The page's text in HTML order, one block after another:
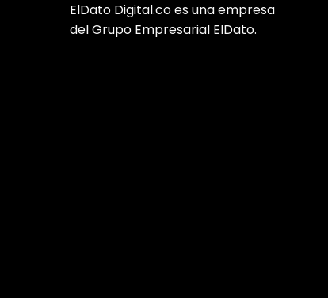
ElDato Digital.co es una empresa
del Grupo Empresarial ElDato.